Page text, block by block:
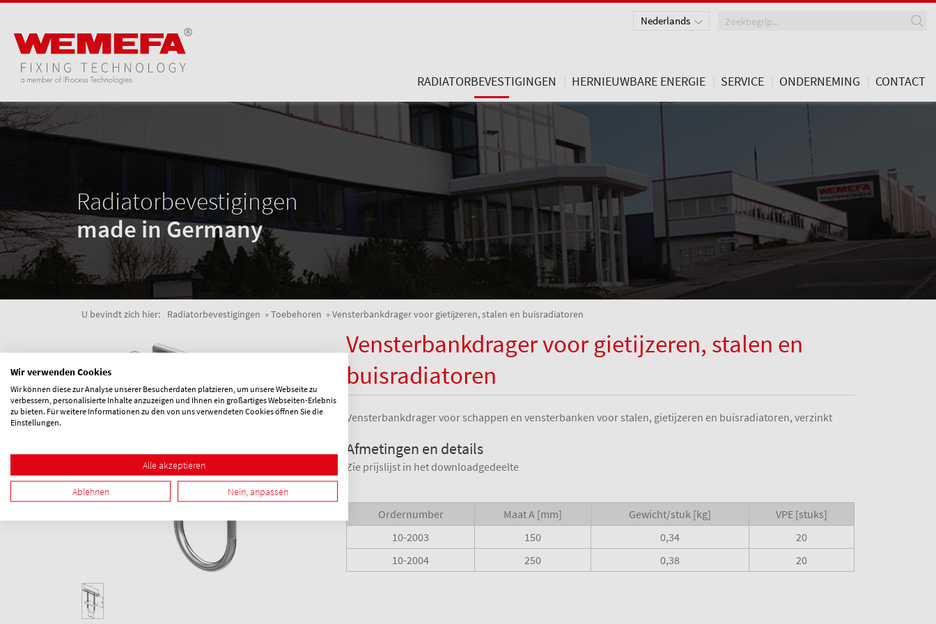
Radiatorbevestigingen
made in Germany
U bevindt zich hier: Radiatorbevestigingen Toebehoren Vensterbankdrager voor gietijzeren, stalen en buisradiatoren
Vensterbankdrager voor gietijzeren, stalen en
buisradiatoren
Vensterbankdrager voor schappen en vensterbanken voor stalen, gietijzeren en buisradiatoren, verzinkt
Afmetingen en details
Zie prijslijst in het downloadgedeelte
Ordernumber Maat A [mm] Gewicht/stuk [kg]
VPE [stuks]
10-2003
150 0,34
20
10-2004
250 0,38 20
Nederlands
RADIATORBEVESTIGINGEN HERNIEUWBARE ENERGIE SERVICE ONDERNEMING CONTACT
Wir verwenden Cookies
Wir können diese zur Analyse unserer Besucherdaten platzieren, um unsere Webseite zu
verbessern, personalisierte Inhalte anzuzeigen und Ihnen ein großartiges Webseiten-Erlebnis
zu bieten. Für weitere Informationen zu den von uns verwendeten Cookies öffnen Sie die
Einstellungen.
Alle akzeptieren
Ablehnen Nein, anpassen